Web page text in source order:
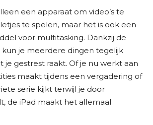
een apparaat om video’s te
te spelen, maar het is ook een
voor multitasking. Dankzij de
je meerdere dingen tegelijk
je gestrest raakt. Of je nu werkt aan
maakt tijdens een vergadering of
serie kijkt terwijl je door
de iPad maakt het allemaal